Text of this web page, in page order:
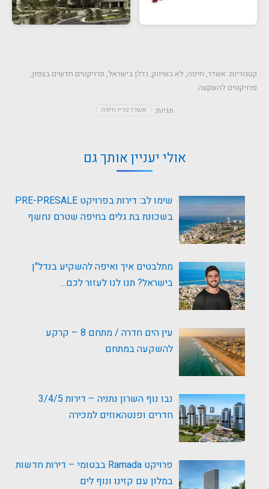
קטגוריות: אשדר, חיפה, לא בשיווק, נדלן בישראל, פרויקטים חדשים בצפון,
פרויקטים להשקעה
תגיות:
אשדר טריו חיפה
אולי יעניין אותך גם
שימו לב: דירות בפרויקט PRE-PRESALE
בשכונת בת גלים בחיפה שטרם נחשף
מתלבטים איך ואיפה להשקיע בנדל"ן
בישראל? תנו לנו לעזור לכם…
עין הים חדרה / מתחם 8 – קרקע
להשקעה במתחם
נבו נוף השרון נתניה – דירות 3/4/5
חדרים ופנטהאוזים למכירה
פרויקט Ramada בבטומי – דירות חדשות
במלון עם קזינו ונוף לים